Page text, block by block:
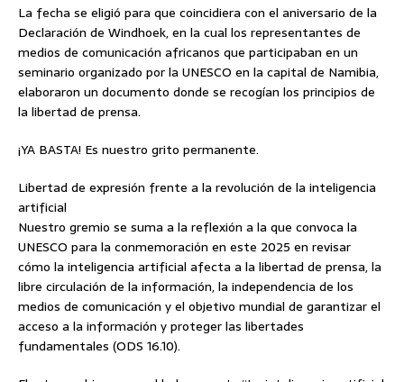
La fecha se eligió para que coincidiera con el aniversario de la
Declaración de Windhoek, en la cual los representantes de
medios de comunicación africanos que participaban en un
seminario organizado por la UNESCO en la capital de Namibia,
elaboraron un documento donde se recogían los principios de
la libertad de prensa.
¡YA BASTA! Es nuestro grito permanente.
Libertad de expresión frente a la revolución de la inteligencia
artificial
Nuestro gremio se suma a la reflexión a la que convoca la
UNESCO para la conmemoración en este 2025 en revisar
cómo la inteligencia artificial afecta a la libertad de prensa, la
libre circulación de la información, la independencia de los
medios de comunicación y el objetivo mundial de garantizar el
acceso a la información y proteger las libertades
fundamentales (ODS 16.10).